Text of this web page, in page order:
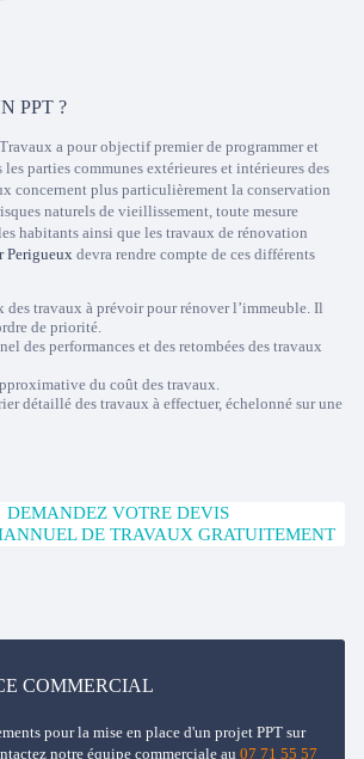
PPT ?
a pour objectif premier de programmer et
parties communes extérieures et intérieures des
concernent plus particulièrement la conservation
naturels de vieillissement, toute mesure
habitants ainsi que les travaux de rénovation
Perigueux devra rendre compte de ces différents
des travaux à prévoir pour rénover l’immeuble. Il
de priorité.
des performances et des retombées des travaux
du coût des travaux.
détaillé des travaux à effectuer, échelonné sur une
DEMANDEZ VOTRE DEVIS
DE TRAVAUX GRATUITEMENT
COMMERCIAL
pour la mise en place d'un projet PPT sur
notre équipe commerciale au 07 71 55 57